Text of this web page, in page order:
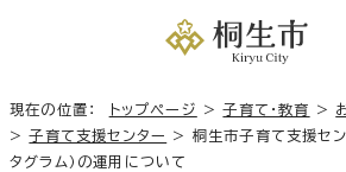
現在の位置： トップページ >子育て・教育 >
>子育て支援センター > 桐生市子育て支援セ
タグラム）の運用について